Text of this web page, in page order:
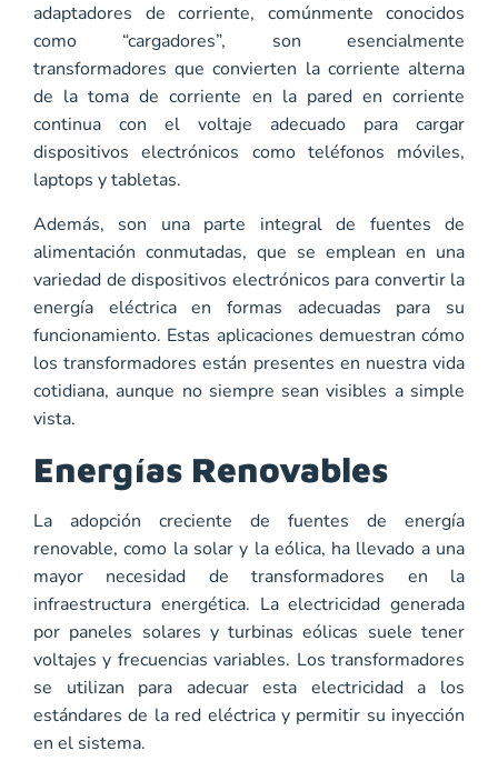
adaptadores de corriente, comúnmente conocidos
como “cargadores”, son esencialmente
transformadores que convierten la corriente alterna
de la toma de corriente en la pared en corriente
continua con el voltaje adecuado para cargar
dispositivos electrónicos como teléfonos móviles,
laptops y tabletas.
Además, son una parte integral de fuentes de
alimentación conmutadas, que se emplean en una
variedad de dispositivos electrónicos para convertir la
energía eléctrica en formas adecuadas para su
funcionamiento. Estas aplicaciones demuestran cómo
los transformadores están presentes en nuestra vida
cotidiana, aunque no siempre sean visibles a simple
vista.
Energías Renovables
La adopción creciente de fuentes de energía
renovable, como la solar y la eólica, ha llevado a una
mayor necesidad de transformadores en la
infraestructura energética. La electricidad generada
por paneles solares y turbinas eólicas suele tener
voltajes y frecuencias variables. Los transformadores
se utilizan para adecuar esta electricidad a los
estándares de la red eléctrica y permitir su inyección
en el sistema.